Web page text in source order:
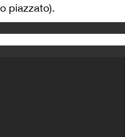
piazzato).